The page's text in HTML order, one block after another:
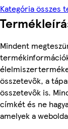
Kategória összes
Mindent
összetevők, a
összetevők is.
címkét és ne
amelyek a